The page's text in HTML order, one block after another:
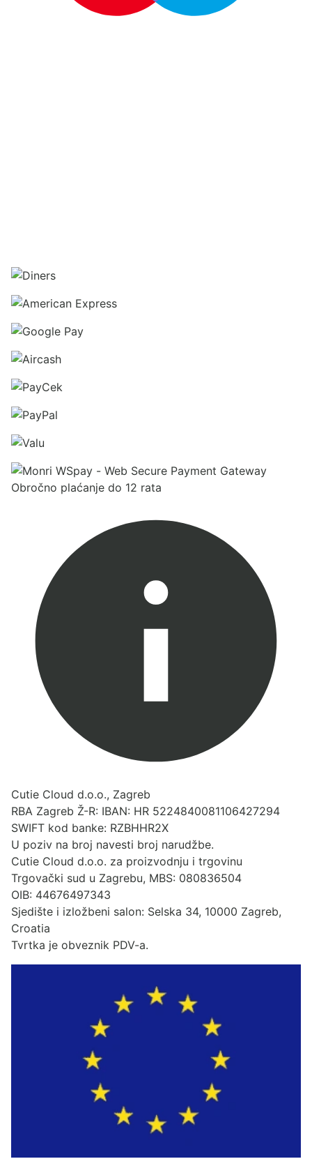
Obročno plaćanje do 12 rata
Cutie Cloud d.o.o., Zagreb
RBA Zagreb Ž-R: IBAN: HR 5224840081106427294
SWIFT kod banke: RZBHHR2X
U poziv na broj navesti broj narudžbe.
Cutie Cloud d.o.o. za proizvodnju i trgovinu
Trgovački sud u Zagrebu, MBS: 080836504
OIB: 44676497343
Sjedište i izložbeni salon: Selska 34, 10000 Zagreb,
Croatia
Tvrtka je obveznik PDV-a.